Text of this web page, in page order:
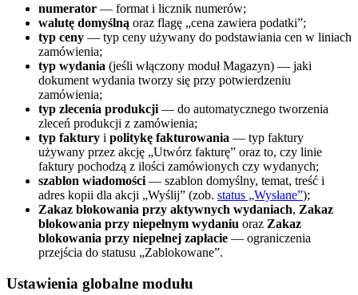
numerator — format i licznik numerów;
walutę domyślną oraz flagę „cena zawiera podatki”;
typ ceny — typ ceny używany do podstawiania cen w liniach
zamówienia;
typ wydania (jeśli włączony moduł Magazyn) — jaki
dokument wydania tworzy się przy potwierdzeniu
zamówienia;
typ zlecenia produkcji — do automatycznego tworzenia
zleceń produkcji z zamówienia;
typ faktury i politykę fakturowania — typ faktury
używany przez akcję „Utwórz fakturę” oraz to, czy linie
faktury pochodzą z ilości zamówionych czy wydanych;
szablon wiadomości — szablon domyślny, temat, treść i
adres kopii dla akcji „Wyślij” (zob. status „Wysłane”);
Zakaz blokowania przy aktywnych wydaniach, Zakaz
blokowania przy niepełnym wydaniu oraz Zakaz
blokowania przy niepełnej zapłacie — ograniczenia
przejścia do statusu „Zablokowane”.
Ustawienia globalne modułu